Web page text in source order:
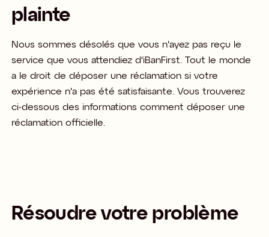
plainte
Nous sommes désolés que vous n'ayez pas reçu le
service que vous attendiez d'iBanFirst. Tout le monde
a le droit de déposer une réclamation si votre
expérience n'a pas été satisfaisante. Vous trouverez
ci-dessous des informations comment déposer une
réclamation officielle. ​
Résoudre votre problème